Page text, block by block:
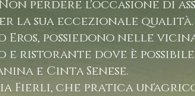
perdere l'occasione di
la sua eccezionale qualità.
possiedono nelle
ristorante dove è
e Cinta Senese.
Fierli, che pratica